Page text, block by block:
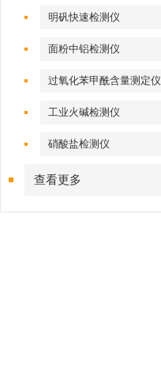
明矾快速检测仪
面粉中铝检测仪
过氧化苯甲酰含量测定仪
工业火碱检测仪
硝酸盐检测仪
查看更多